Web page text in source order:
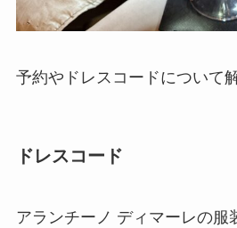
予約やドレスコードについて
ドレスコード
アランチーノ ディマーレの服